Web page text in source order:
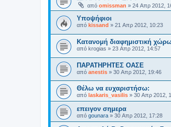
από omissman » 24 Απρ 2012,
Υποψήφιοι
από kissand » 21 Απρ 2012, 10:23
Κατανομή διαφημιστική
από krogias » 23 Απρ 2012, 14:57
ΠΑΡΑΤΗΡΗΤΕΣ ΟΑΣΕ
από anestis » 30 Απρ 2012, 19:46
Θέλω να ευχαριστήσω:
από laskaris_vasilis » 30 Απρ 2012,
επειγον σημερα
από gounara » 30 Απρ 2012, 17:28